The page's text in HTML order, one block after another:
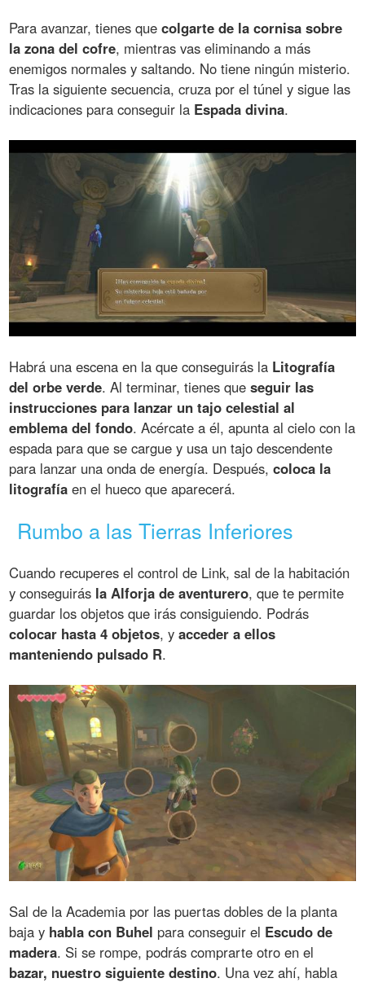
Para avanzar, tienes quecolgarte de la cornisa sobre
la zona del cofre, mientras vas eliminando a más
enemigos normales y saltando. No tiene ningún misterio.
Tras la siguiente secuencia, cruza por el túnel y sigue las
indicaciones para conseguir la Espada divina.
Habrá una escena en la que conseguirás la Litografía
del orbe verde. Al terminar, tienes queseguir las
instrucciones para lanzar un tajo celestial al
emblema del fondo. Acércate a él, apunta al cielo con la
espada para que se cargue y usa un tajo descendente
para lanzar una onda de energía. Después,coloca la
litografía en el hueco que aparecerá.
Rumbo a las Tierras Inferiores
Cuando recuperes el control de Link, sal de la habitación
y conseguirás la Alforja de aventurero, que te permite
guardar los objetos que irás consiguiendo. Podrás
colocar hasta 4 objetos, yacceder a ellos
manteniendo pulsado R.
Sal de la Academia por las puertas dobles de la planta
baja y habla con Buhel para conseguir el Escudo de
madera. Si se rompe, podrás comprarte otro en el
bazar, nuestro siguiente destino. Una vez ahí, habla